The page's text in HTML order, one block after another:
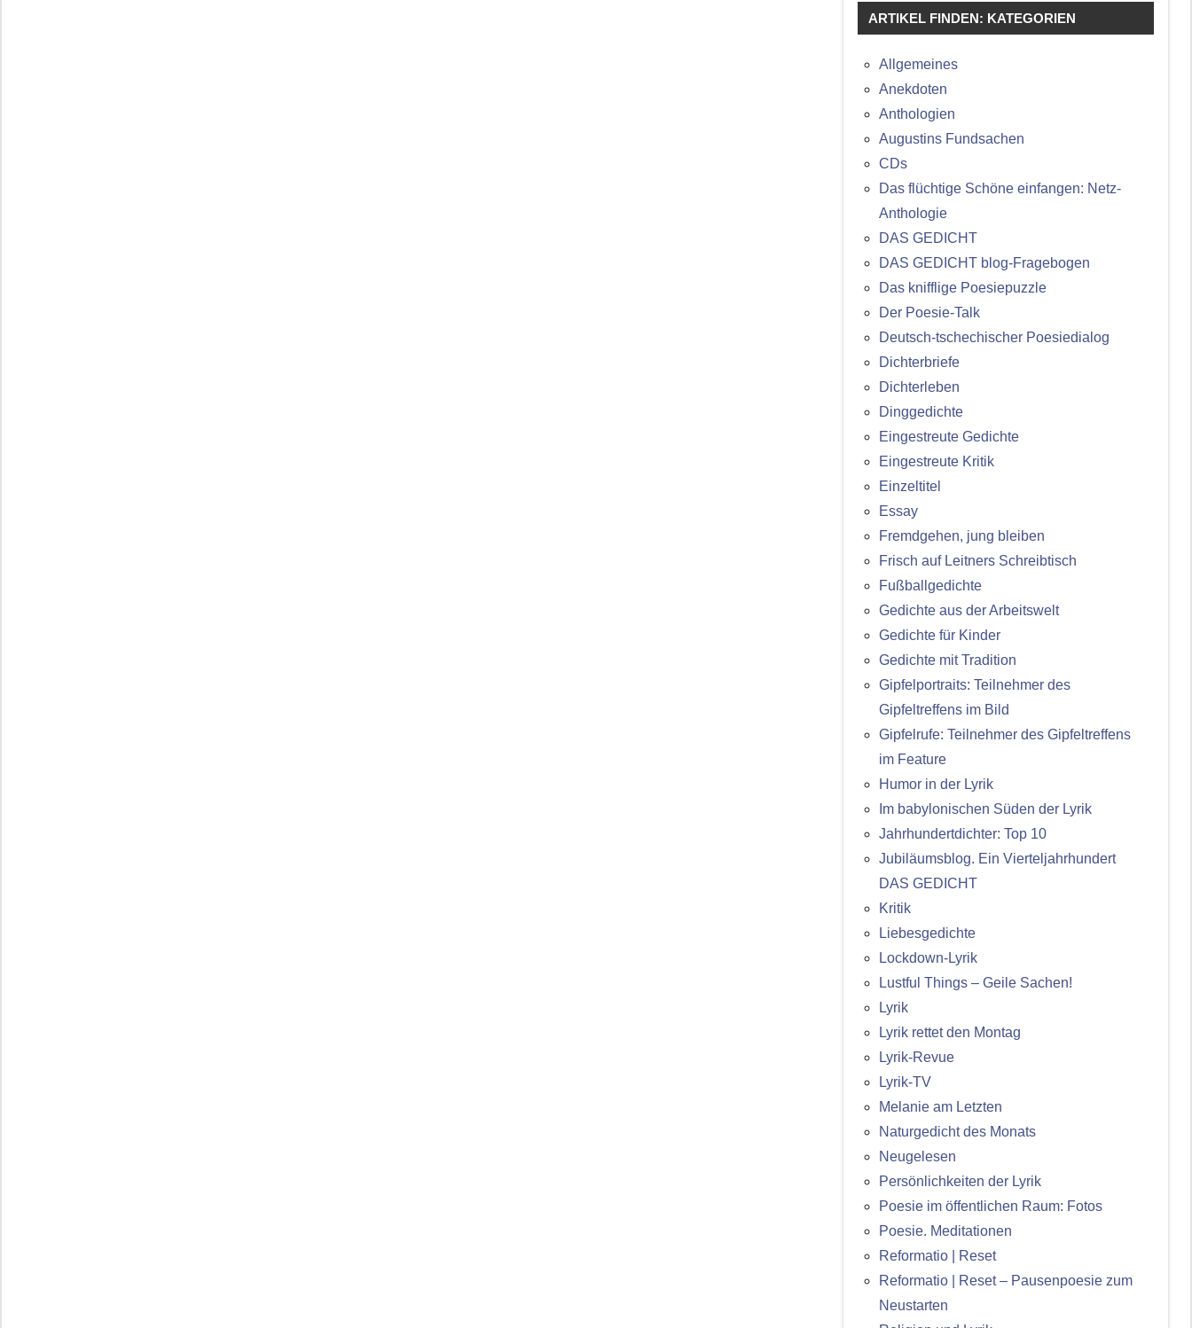
ARTIKEL FINDEN: KATEGORIEN
Allgemeines
Anekdoten
Anthologien
Augustins Fundsachen
CDs
Das flüchtige Schöne einfangen: Netz-
Anthologie
DAS GEDICHT
DAS GEDICHT blog-Fragebogen
Das knifflige Poesiepuzzle
Der Poesie-Talk
Deutsch-tschechischer Poesiedialog
Dichterbriefe
Dichterleben
Dinggedichte
Eingestreute Gedichte
Eingestreute Kritik
Einzeltitel
Essay
Fremdgehen, jung bleiben
Frisch auf Leitners Schreibtisch
Fußballgedichte
Gedichte aus der Arbeitswelt
Gedichte für Kinder
Gedichte mit Tradition
Gipfelportraits: Teilnehmer des
Gipfeltreffens im Bild
Gipfelrufe: Teilnehmer des Gipfeltreffens
im Feature
Humor in der Lyrik
Im babylonischen Süden der Lyrik
Jahrhundertdichter: Top 10
Jubiläumsblog. Ein Vierteljahrhundert
DAS GEDICHT
Kritik
Liebesgedichte
Lockdown-Lyrik
Lustful Things – Geile Sachen!
Lyrik
Lyrik rettet den Montag
Lyrik-Revue
Lyrik-TV
Melanie am Letzten
Naturgedicht des Monats
Neugelesen
Persönlichkeiten der Lyrik
Poesie im öffentlichen Raum: Fotos
Poesie. Meditationen
Reformatio | Reset
Reformatio | Reset – Pausenpoesie zum
Neustarten